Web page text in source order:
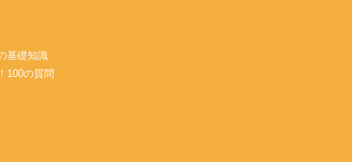
基礎知識
100の質問